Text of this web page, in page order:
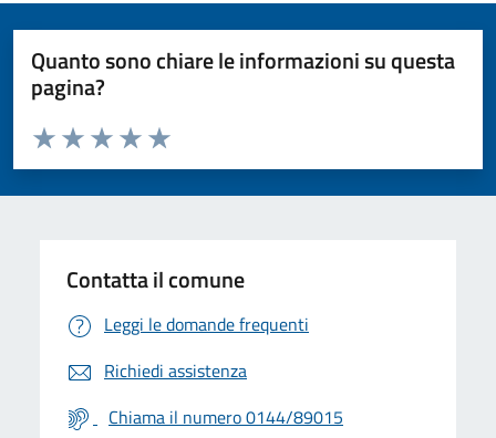
Quanto sono chiare le informazioni su questa
pagina?
Valuta da 1 a 5 stelle la pagina
Valuta 5 stelle su 5
Valuta 4 stelle su 5
Valuta 3 stelle su 5
Valuta 2 stelle su 5
Valuta 1 stelle su 5
Contatta il comune
Leggi le domande frequenti
Richiedi assistenza
Chiama il numero 0144/89015